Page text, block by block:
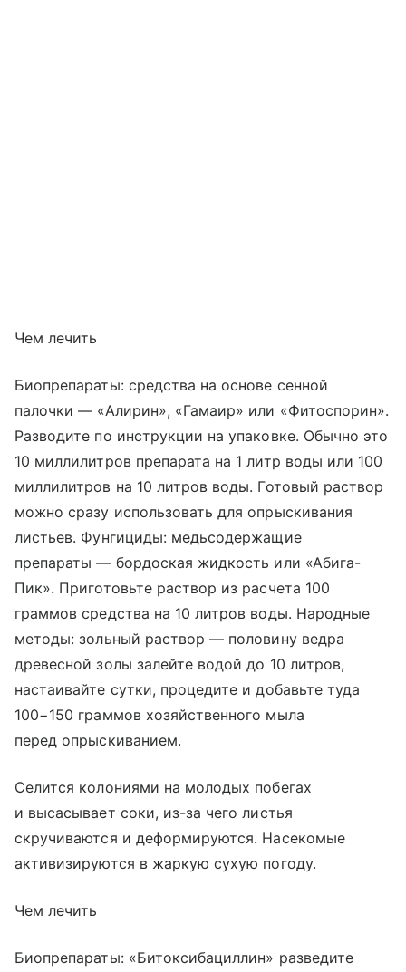
Чем лечить
Биопрепараты: средства на основе сенной
палочки — «Алирин», «Гамаир» или «Фитоспорин».
Разводите по инструкции на упаковке. Обычно это
10 миллилитров препарата на 1 литр воды или 100
миллилитров на 10 литров воды. Готовый раствор
можно сразу использовать для опрыскивания
листьев. Фунгициды: медьсодержащие
препараты — бордоская жидкость или «Абига-
Пик». Приготовьте раствор из расчета 100
граммов средства на 10 литров воды. Народные
методы: зольный раствор — половину ведра
древесной золы залейте водой до 10 литров,
настаивайте сутки, процедите и добавьте туда
100−150 граммов хозяйственного мыла
перед опрыскиванием.
Селится колониями на молодых побегах
и высасывает соки, из-за чего листья
скручиваются и деформируются. Насекомые
активизируются в жаркую сухую погоду.
Чем лечить
Биопрепараты: «Битоксибациллин» разведите